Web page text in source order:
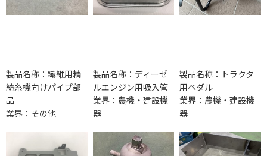
製品名称：繊維用精
紡糸機向けパイプ部
品
業界：その他
製品名称：ディーゼ
ルエンジン用吸入管
業界：農機・建設機
器
製品名称：トラクタ
用ペダル
業界：農機・建設機
器